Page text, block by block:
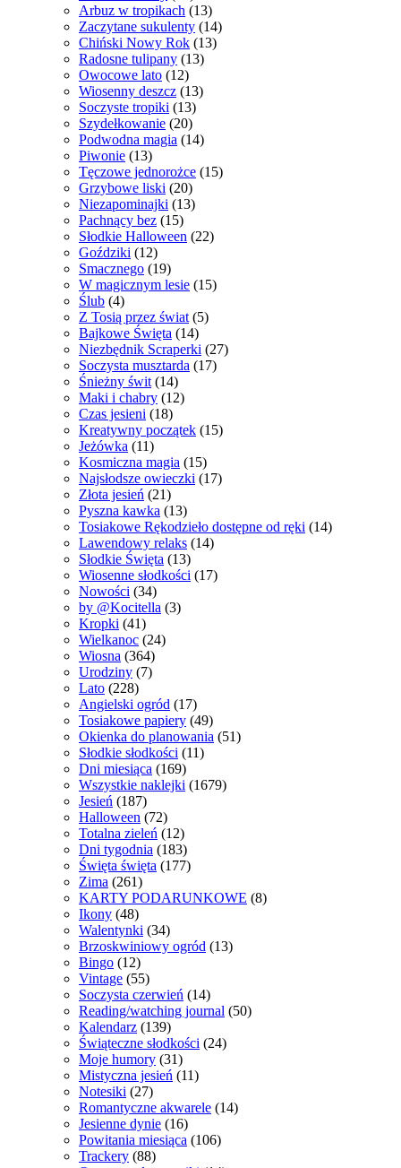
Arbuz w tropikach (13)
Zaczytane sukulenty (14)
Chiński Nowy Rok (13)
Radosne tulipany (13)
Owocowe lato (12)
Wiosenny deszcz (13)
Soczyste tropiki (13)
Szydełkowanie (20)
Podwodna magia (14)
Piwonie (13)
Tęczowe jednorożce (15)
Grzybowe liski (20)
Niezapominajki (13)
Pachnący bez (15)
Słodkie Halloween (22)
Goździki (12)
Smacznego (19)
W magicznym lesie (15)
Ślub (4)
Z Tosią przez świat (5)
Bajkowe Święta (14)
Niezbędnik Scraperki (27)
Soczysta musztarda (17)
Śnieżny świt (14)
Maki i chabry (12)
Czas jesieni (18)
Kreatywny początek (15)
Jeżówka (11)
Kosmiczna magia (15)
Najsłodsze owieczki (17)
Złota jesień (21)
Pyszna kawka (13)
Tosiakowe Rękodzieło dostępne od ręki (14)
Lawendowy relaks (14)
Słodkie Święta (13)
Wiosenne słodkości (17)
Nowości (34)
by @Kocitella (3)
Kropki (41)
Wielkanoc (24)
Wiosna (364)
Urodziny (7)
Lato (228)
Angielski ogród (17)
Tosiakowe papiery (49)
Okienka do planowania (51)
Słodkie słodkości (11)
Dni miesiąca (169)
Wszystkie naklejki (1679)
Jesień (187)
Halloween (72)
Totalna zieleń (12)
Dni tygodnia (183)
Święta święta (177)
Zima (261)
KARTY PODARUNKOWE (8)
Ikony (48)
Walentynki (34)
Brzoskwiniowy ogród (13)
Bingo (12)
Vintage (55)
Soczysta czerwień (14)
Reading/watching journal (50)
Kalendarz (139)
Świąteczne słodkości (24)
Moje humory (31)
Mistyczna jesień (11)
Notesiki (27)
Romantyczne akwarele (14)
Jesienne dynie (16)
Powitania miesiąca (106)
Trackery (88)